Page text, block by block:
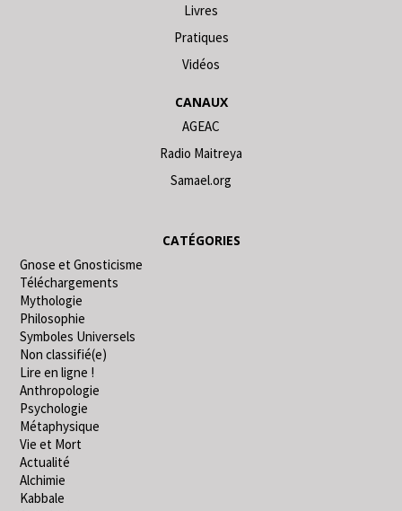
Livres
Pratiques
Vidéos
CANAUX
AGEAC
Radio Maitreya
Samael.org
CATÉGORIES
Gnose et Gnosticisme
Téléchargements
Mythologie
Philosophie
Symboles Universels
Non classifié(e)
Lire en ligne !
Anthropologie
Psychologie
Métaphysique
Vie et Mort
Actualité
Alchimie
Kabbale